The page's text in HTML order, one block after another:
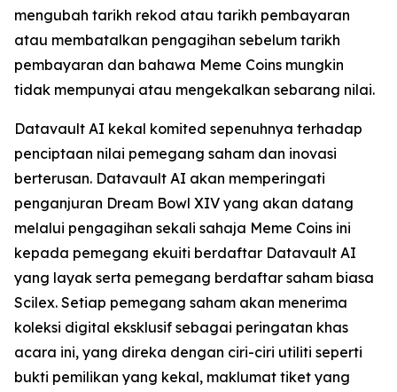
mengubah tarikh rekod atau tarikh pembayaran
atau membatalkan pengagihan sebelum tarikh
pembayaran dan bahawa Meme Coins mungkin
tidak mempunyai atau mengekalkan sebarang nilai.
Datavault AI kekal komited sepenuhnya terhadap
penciptaan nilai pemegang saham dan inovasi
berterusan. Datavault AI akan memperingati
penganjuran Dream Bowl XIV yang akan datang
melalui pengagihan sekali sahaja Meme Coins ini
kepada pemegang ekuiti berdaftar Datavault AI
yang layak serta pemegang berdaftar saham biasa
Scilex. Setiap pemegang saham akan menerima
koleksi digital eksklusif sebagai peringatan khas
acara ini, yang direka dengan ciri-ciri utiliti seperti
bukti pemilikan yang kekal, maklumat tiket yang